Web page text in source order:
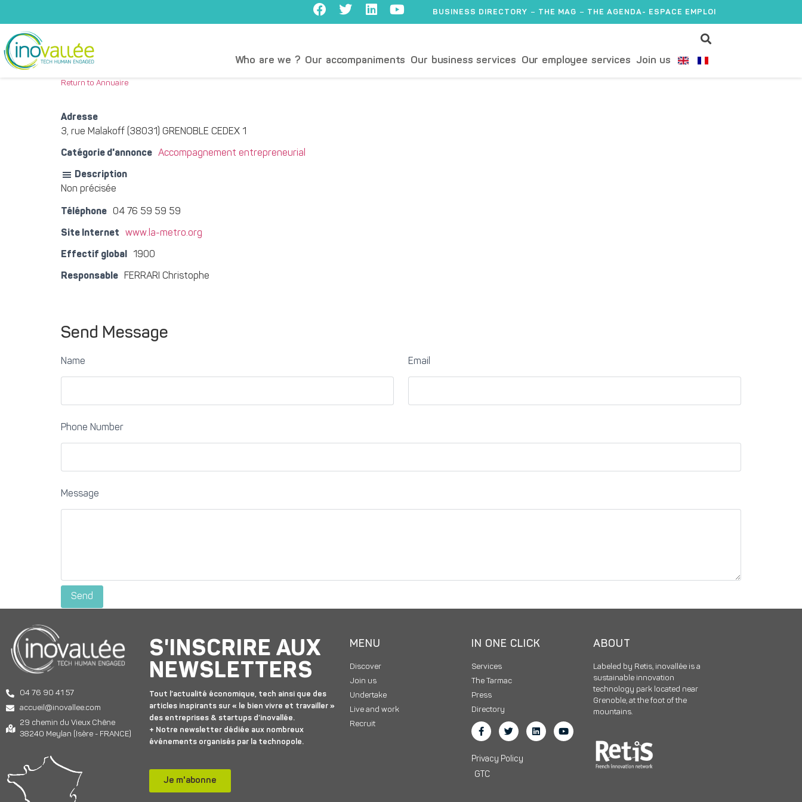
BUSINESS DIRECTORY THE MAG THE AGENDA- ESPACE EMPLOI
Who are we ? Our accompaniments Our business services Our employee services Join us
Return to Annuaire
Adresse
3, rue Malakoff (38031) GRENOBLE CEDEX 1
Catégorie d'annonce Accompagnement entrepreneurial
Description
Non précisée
Téléphone 04 76 59 59 59
Site Internet www.la-metro.org
Effectif global 1900
Responsable FERRARI Christophe
Send Message
Name Email
Phone Number
Message
04 76 90 41 57
accueil@inovallee.com
29 chemin du Vieux Chêne
38240 Meylan (Isère - FRANCE)
S'INSCRIRE AUX
NEWSLETTERS
Tout l’actualité économique, tech ainsi que des
articles inspirants sur « le bien vivre et travailler »
des entreprises & startups d’inovallée.
+ Notre newsletter dédiée aux nombreux
événements organisés par la technopole.
Je m'abonne
MENU
Discover
Join us
Undertake
Live and work
Recruit
IN ONE CLICK
Services
The Tarmac
Press
Directory
Privacy Policy
GTC
ABOUT
Labeled by Retis, inovallée is a
sustainable innovation
technology park located near
Grenoble, at the foot of the
mountains.